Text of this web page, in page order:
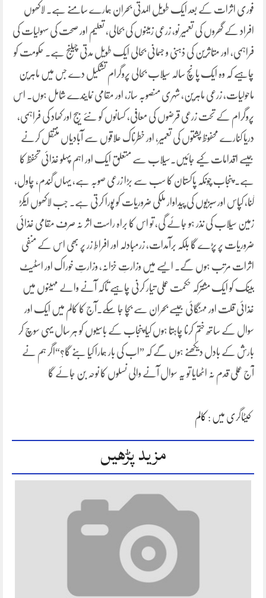
فوری اثرات کے بعد ایک طویل المدتی بحران ہمارے سامنے ہے۔ لاکھوں
افراد کے گھروں کی تعمیر نو، زرعی زمینوں کی بحالی، تعلیم اور صحت کی سہولیات کی
فراہمی، اور متاثرین کی ذہنی و جسمانی بحالی ایک طویل مدتی چیلنج ہے۔ حکومت کو
چاہیے کہ وہ ایک پانچ سالہ سیلاب بحالی پروگرام تشکیل دے جس میں ماہرین
ماحولیات، زرعی ماہرین، شہری منصوبہ ساز، اور مقامی نمایندے شامل ہوں۔ اس
پروگرام کے تحت زرعی قرضوں کی معافی، کسانوں کو نئے بیج اور کھاد کی فراہمی،
دریا کنارے محفوظ پشتوں کی تعمیر، اور خطرناک علاقوں سے آبادیاں منتقل کرنے
جیسے اقدامات کیے جائیں۔سیلاب سے متعلق ایک اور اہم پہلو غذائی تحفظ کا
ہے۔ پنجاب چونکہ پاکستان کا سب سے بڑا زرعی صوبہ ہے، یہاں گندم، چاول،
گنا، کپاس اور سبزیوں کی پیداوار ملکی ضروریات کو پورا کرتی ہے۔ جب لاکھوں ایکڑ
زمین سیلاب کی نذر ہو جائے گی، تو اس کا براہ راست اثر نہ صرف مقامی غذائی
ضروریات پر پڑے گا بلکہ برآمدات، زرمبادلہ اور افراطِ زر پر بھی اس کے منفی
اثرات مرتب ہوں گے۔ ایسے میں وزارتِ خزانہ، وزارتِ خوراک اور اسٹیٹ
بینک کو ایک مشترکہ حکمت عملی تیار کرنی چاہیے تاکہ آنے والے مہینوں میں
غذائی قلت اور مہنگائی جیسے بحران سے بچا جا سکے۔آج کا کالم میں ایک اور
سوال کے ساتھ ختم کرنا چاہتا ہوں کیا پنجاب کے باسیوں کو ہر سال یہی سوچ کر
بارش کے بادل دیکھنے ہوں گے کہ ”اب کی بار ہمارا کیا بنے گا؟“اگر ہم نے
آج عملی قدم نہ اٹھایا تو یہ سوال آنے والی نسلوں کا نوحہ بن جائے گا
کیٹاگری میں : کالم
مزید پڑھیں